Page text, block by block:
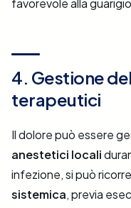
favorevole alla
4. Gestione
terapeutici
Il dolore può essere
anestetici locali
infezione, si può
sistemica, previa